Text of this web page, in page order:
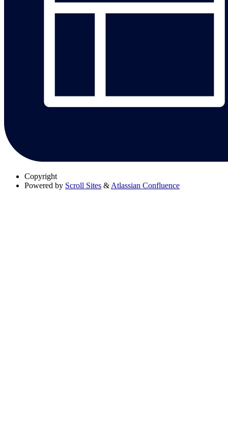
Copyright
Powered by Scroll Sites & Atlassian Confluence